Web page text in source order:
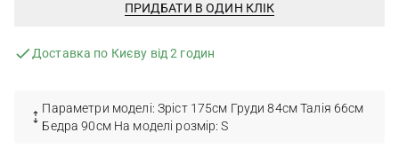
ПРИДБАТИ В ОДИН КЛІК
Доставка по Києву від 2 годин
Параметри моделі: Зріст 175см Груди 84см Талія 66см
Бедра 90см На моделі розмір: S